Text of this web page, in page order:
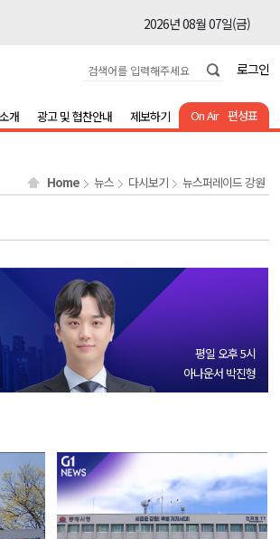
2026년 08월 07일(금)
2026년 08월 07일(금)
2026년 08월 07일(금)
2026년 08월 07일(금)
2026년 08월 07일(금)
2026년 08월 07일(금)
2026년 08월 07일(금)
2026년 08월 07일(금)
2026년 08월 07일(금)
2026년 08월 07일(금)
로그인
On Air 편성표
개 광고 및 협찬안내 제보하기
Home 뉴스 다시보기 뉴스퍼레이드 강원
평일 오후 5시
아나운서 박진형